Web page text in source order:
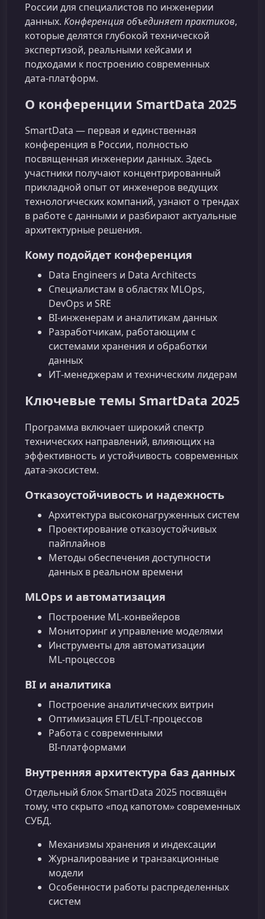
России для специалистов по инженерии
данных. Конференция объединяет практиков,
которые делятся глубокой технической
экспертизой, реальными кейсами и
подходами к построению современных
дата‑платформ.
О конференции SmartData 2025
SmartData — первая и единственная
конференция в России, полностью
посвященная инженерии данных. Здесь
участники получают концентрированный
прикладной опыт от инженеров ведущих
технологических компаний, узнают о трендах
в работе с данными и разбирают актуальные
архитектурные решения.
Кому подойдет конференция
Data Engineers и Data Architects
Специалистам в областях MLOps,
DevOps и SRE
BI‑инженерам и аналитикам данных
Разработчикам, работающим с
системами хранения и обработки
данных
ИТ‑менеджерам и техническим лидерам
Ключевые темы SmartData 2025
Программа включает широкий спектр
технических направлений, влияющих на
эффективность и устойчивость современных
дата‑экосистем.
Отказоустойчивость и надежность
Архитектура высоконагруженных систем
Проектирование отказоустойчивых
пайплайнов
Методы обеспечения доступности
данных в реальном времени
MLOps и автоматизация
Построение ML‑конвейеров
Мониторинг и управление моделями
Инструменты для автоматизации
ML‑процессов
BI и аналитика
Построение аналитических витрин
Оптимизация ETL/ELT‑процессов
Работа с современными
BI‑платформами
Внутренняя архитектура баз данных
Отдельный блок SmartData 2025 посвящён
тому, что скрыто «под капотом» современных
СУБД.
Механизмы хранения и индексации
Журналирование и транзакционные
модели
Особенности работы распределенных
систем